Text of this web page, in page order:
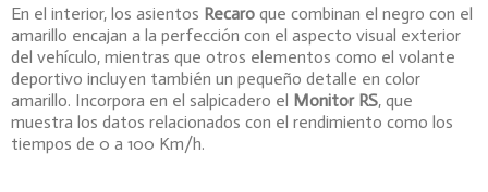
En el interior, los asientos Recaro que combinan el negro con el
amarillo encajan a la perfección con el aspecto visual exterior
del vehículo, mientras que otros elementos como el volante
deportivo incluyen también un pequeño detalle en color
amarillo. Incorpora en el salpicadero el Monitor RS, que
muestra los datos relacionados con el rendimiento como los
tiempos de 0 a 100 Km/h.